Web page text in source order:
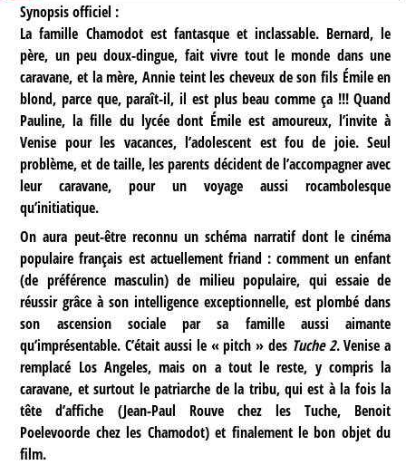
Synopsis officiel :
La famille Chamodot est fantasque et inclassable. Bernard, le
père, un peu doux-dingue, fait vivre tout le monde dans une
caravane, et la mère, Annie teint les cheveux de son fils Émile en
blond, parce que, paraît-il, il est plus beau comme ça !!! Quand
Pauline, la fille du lycée dont Émile est amoureux, l’invite à
Venise pour les vacances, l’adolescent est fou de joie. Seul
problème, et de taille, les parents décident de l’accompagner avec
leur caravane, pour un voyage aussi rocambolesque
qu’initiatique.
On aura peut-être reconnu un schéma narratif dont le cinéma
populaire français est actuellement friand : comment un enfant
(de préférence masculin) de milieu populaire, qui essaie de
réussir grâce à son intelligence exceptionnelle, est plombé dans
son ascension sociale par sa famille aussi aimante
qu’imprésentable. C’était aussi le « pitch » des Tuche 2. Venise a
remplacé Los Angeles, mais on a tout le reste, y compris la
caravane, et surtout le patriarche de la tribu, qui est à la fois la
tête d’affiche (Jean-Paul Rouve chez les Tuche, Benoit
Poelevoorde chez les Chamodot) et finalement le bon objet du
film.